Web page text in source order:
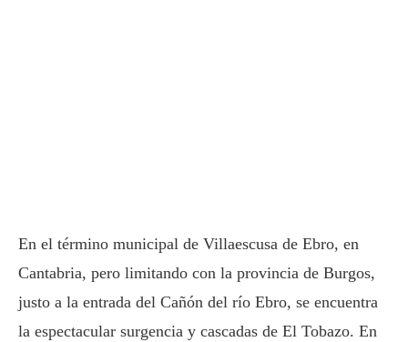
En el término municipal de Villaescusa de Ebro, en
Cantabria, pero limitando con la provincia de Burgos,
justo a la entrada del Cañón del río Ebro, se encuentra
la espectacular surgencia y cascadas de El Tobazo. En